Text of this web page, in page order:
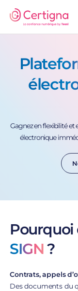
Gagnez en flexibilité et
électronique
Pourquoi
SIGN?
Contrats, appels
Des documents du